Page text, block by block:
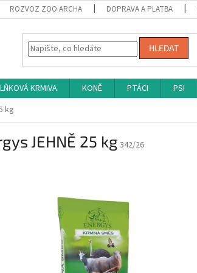
ROZVOZ ZOO ARCHA DOPRAVA A PLATBA
HLEDAT
KRMIVA KONĚ PTÁCI PSI
kg
JEHNĚ 25 kg342/26